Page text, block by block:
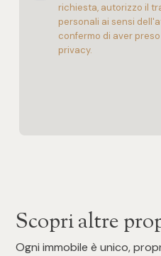
richiesta, autorizzo il
personali ai sensi
confermo di aver
privacy.
Scopri altre
Ogni immobile è unico,